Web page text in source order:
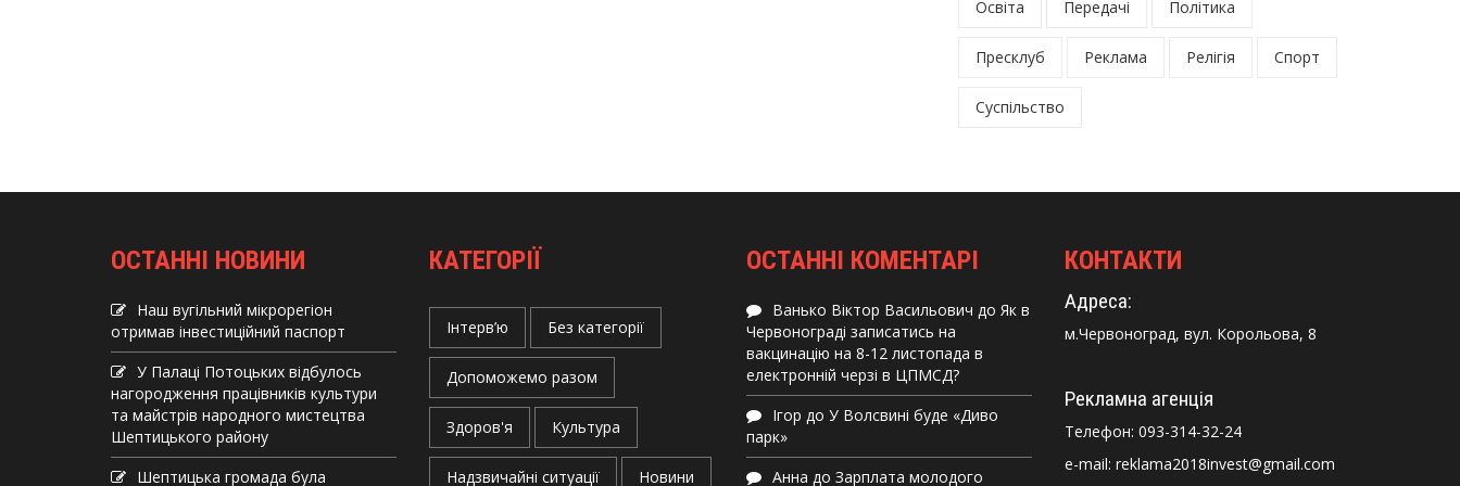
Освіта Передачі Політика
Пресклуб Реклама Релігія Спорт
Суспільство
ОСТАННІ НОВИНИ
Наш вугільний мікрорегіон
отримав інвеcтиційний паспорт
У Палаці Потоцьких відбулось
нагородження працівників культури
та майстрів народного мистецтва
Шептицького району
Шептицька громада була
КАТЕГОРІЇ
Інтерв’ю Без категорії
Допоможемо разом
Здоров'я Культура
Надзвичайні ситуації Новини
ОСТАННІ КОМЕНТАРІ
Ванько Віктор Васильович до Як в
Червонограді записатись на
вакцинацію на 8-12 листопада в
електронній черзі в ЦПМСД?
Ігор до У Волсвині буде «Диво
парк»
Анна до Зарплата молодого
КОНТАКТИ
Адреса:
м.Червоноград, вул. Корольова, 8
Рекламна агенція
Телефон: 093-314-32-24
e-mail: reklama2018invest@gmail.com